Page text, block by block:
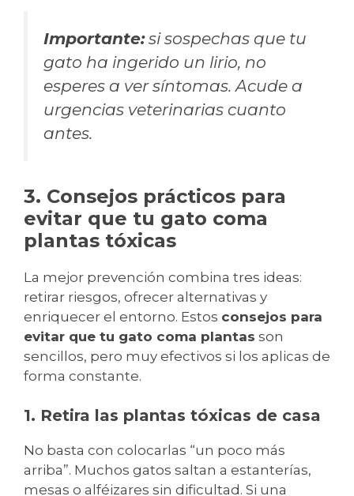
Importante:si sospechas que tu
gato ha ingerido un lirio, no
esperes a ver síntomas. Acude a
urgencias veterinarias cuanto
antes.
3. Consejos prácticos para
evitar que tu gato coma
plantas tóxicas
La mejor prevención combina tres ideas:
retirar riesgos, ofrecer alternativas y
enriquecer el entorno. Estos consejos para
evitar que tu gato coma plantas son
sencillos, pero muy efectivos si los aplicas de
forma constante.
1. Retira las plantas tóxicas de casa
No basta con colocarlas “un poco más
arriba”. Muchos gatos saltan a estanterías,
mesas o alféizares sin dificultad. Si una